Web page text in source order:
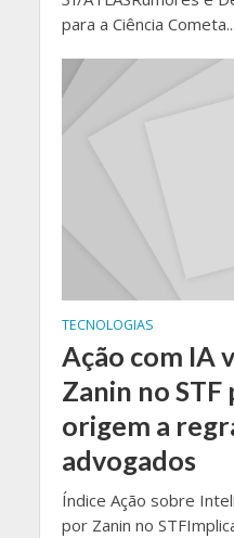
para a Ciência Cometa...
TECNOLOGIAS
Ação com IA
Zanin no STF
origem a
advogados
Índice Ação sobre
por Zanin no